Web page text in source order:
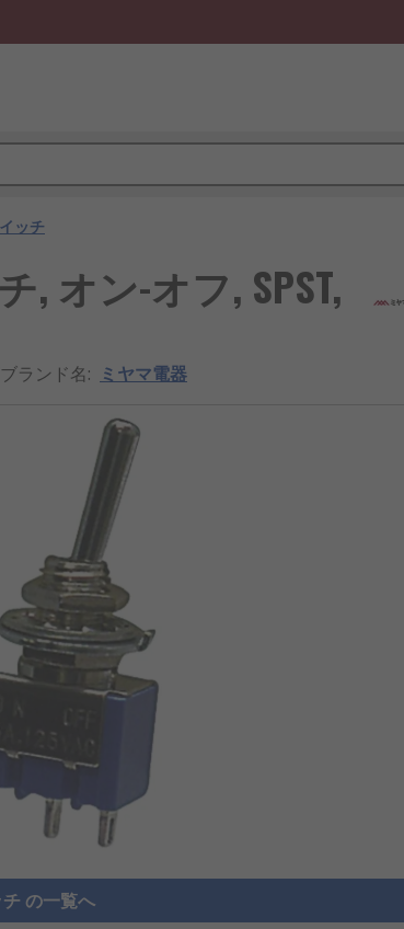
ッチ
, オン-オフ, SPST,
ランド名: ミヤマ電器
チ の一覧へ